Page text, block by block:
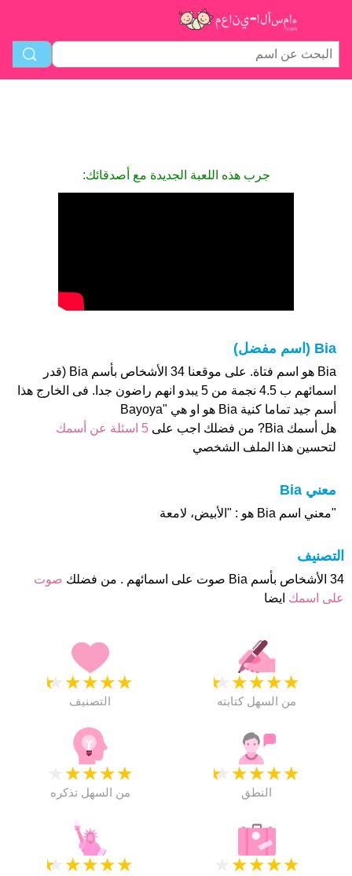
جرب هذه اللعبة الجديدة مع أصدقائك:
Bia (اسم مفضل)
Bia هو اسم فتاة. على موقعنا 34 الأشخاص بأسم Bia (قدر
اسمائهم ب 4.5 نجمة من 5 يبدو انهم راضون جدا. فى الخارج هذا
أسم جيد تماما كنية Bia هو او هي "Bayoya
هل أسمك Bia? من فضلك اجب على
5 اسئلة عن أسمك
لتحسين هذا الملف الشخصي
معني Bia
"معني اسم Bia هو : "الأبيض، لامعة
التصنيف
34 الأشخاص بأسم Bia صوت على اسمائهم . من فضلك
صوت
على اسمك ايضا
★
★
★
★
★
التصنيف
★
★
★
★
★
من السهل كتابته
★
★
★
★
من السهل تذكره
★
★
★
★
★
النطق
★
★
★
★
★ ★
★
★
★